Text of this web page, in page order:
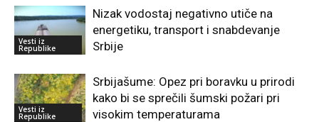
Vesti iz
Republike
Nizak vodostaj negativno utiče na
energetiku, transport i snabdevanje
Srbije
Vesti iz
Republike
Srbijašume: Opez pri boravku u prirodi
kako bi se sprečili šumski požari pri
visokim temperaturama